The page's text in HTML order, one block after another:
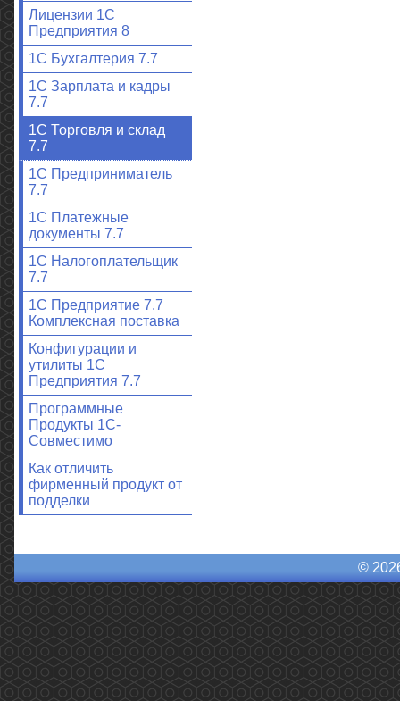
Лицензии 1С
Предприятия 8
1С Бухгалтерия 7.7
1С Зарплата и кадры
7.7
1С Торговля и склад
7.7
1С Предприниматель
7.7
1С Платежные
документы 7.7
1С Налогоплательщик
7.7
1С Предприятие 7.7
Комплексная поставка
Конфигурации и
утилиты 1С
Предприятия 7.7
Программные
Продукты 1С-
Совместимо
Как отличить
фирменный продукт от
подделки
©